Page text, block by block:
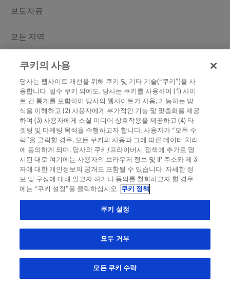
대한민국
보도자료
Learn More
모든 지역
Roche Diabetes
Roche
이 웹 사이트에는 다양한 사용자를 대상으로 하는 제품에 대한 정보가 포함되어
정, 등록 또는 사용을 준수하지 않을 수 있는 그러한 정보에 액세스한 것에 대해
쿠키의 사용
당사는 웹사이트 개선을 위해 쿠키 및 기타 기술(“쿠키”)을 사
용합니다. 필수 쿠키 외에도, 당사는 쿠키를 사용하여 (1) 사이
트 간 통계를 포함하여 당사의 웹사이트가 사용, 기능하는 방
식을 이해하고 (2) 사용자에게 부가적인 기능 및 맞춤화를 제공
하며 (3) 사용자에게 소셜 미디어 상호작용을 제공하고 (4) 타
겟팅 및 마케팅 목적을 수행하고자 합니다. 사용자가 “모두 수
락”을 클릭할 경우, 모든 쿠키의 사용과 그에 따른 데이터 처리
에 동의하게 되며, 당사의 쿠키/프라이버시 정책에 추가로 명
시된 대로 여기에는 사용자의 브라우저 정보 및 IP 주소와 제 3
자에 대한 개인정보의 공개도 포함될 수 있습니다. 자세한 정
보 및 구성에 대해 알고자 하거나 동의를 철회하고자 할 경우
에는 “쿠키 설정”을 클릭하십시오. 쿠키 정책
쿠키 설정
모두 거부
모든 쿠키 수락